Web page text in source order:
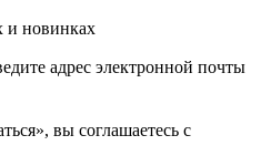
и новинках
адрес электронной почты
вы соглашаетесь с